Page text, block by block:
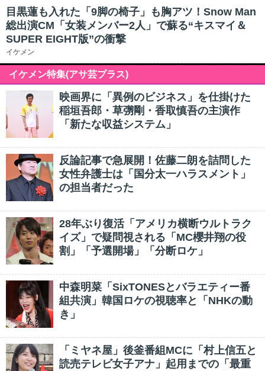
目黒蓮も入れた「9脚の椅子」も胸アツ！Snow Man
総出演CM「女装メンバー2人」で蘇る“キスマイ＆
SUPER EIGHT版”の衝撃
イケメン
イケメン特集(アサ芸プラス)
映画界に「異例のビジネス」を仕掛けた
稲垣吾郎・草彅剛・香取慎吾の主演作
「新たな収益システム」
反論記事で急展開！佐藤二朗を詰問した
女性弁護士は「国分太一ハラスメント」
の担当者だった
28年ぶり復活「アメリカ横断ウルトラク
イズ」で疑問視される「MC櫻井翔の役
割」「予選開場」「分断ロケ」
中森明菜「SixTONESとバラエティー番
組共演」韓国ロケの視聴率と「NHKの動
き」
「ミヤネ屋」後釜番組MCに「村上信五と
読売テレビ女子アナ」起用までの「最重